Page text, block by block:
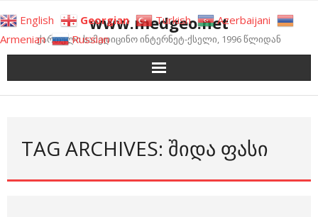
to
content
www.medgeo.net
ქართული სამედიცინო ინტერნეტ-ქსელი, 1996 წლიდან
TAG ARCHIVES: ᲨᲘᲓᲐ ᲤᲐᲡᲘ
English Georgian Turkish
Azerbaijani
Armenian
Russian